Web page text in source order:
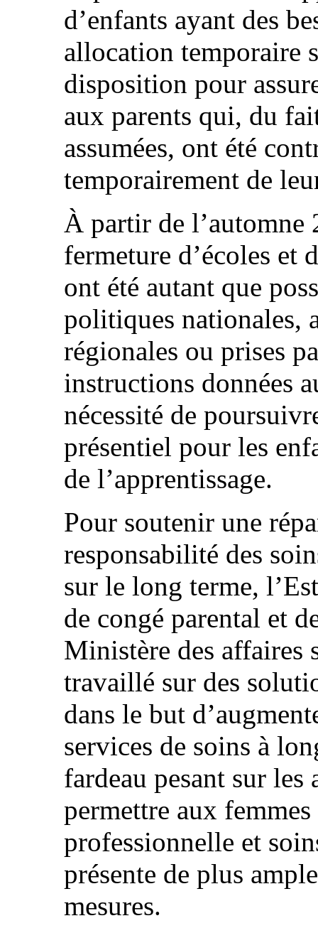
d’enfants ayant des
allocation temporaire
disposition pour
aux parents qui, du
assumées, ont été
temporairement de
À partir de l’automne
fermeture d’écoles et
ont été autant que
politiques nationales,
régionales ou prises
instructions données
nécessité de
présentiel pour les
de l’apprentissage.
Pour soutenir une
responsabilité des
sur le long terme,
de congé parental et
Ministère des affaires
travaillé sur des
dans le but
services de soins à
fardeau pesant sur
permettre aux
professionnelle et
présente de plus
mesures.